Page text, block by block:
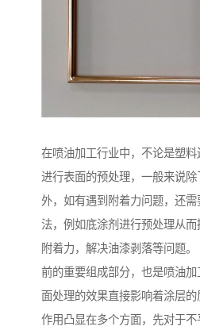
在喷油加工行业中，不论是塑
进行表面的预处理，一般来说
外，如有遇到附着力问题，还
法，例如底涂剂进行预处理从
附着力，解决油漆剥落等问题
前的重要组成部分，也是喷油
面处理的效果直接影响着涂层
作用凸显在多个方面，先对于